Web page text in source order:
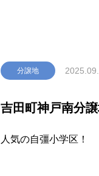
分譲地
吉田町神戸南分
人気の自彊小学区！